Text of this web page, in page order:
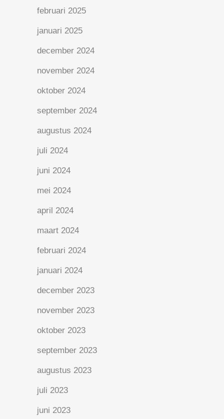
februari 2025
januari 2025
december 2024
november 2024
oktober 2024
september 2024
augustus 2024
juli 2024
juni 2024
mei 2024
april 2024
maart 2024
februari 2024
januari 2024
december 2023
november 2023
oktober 2023
september 2023
augustus 2023
juli 2023
juni 2023